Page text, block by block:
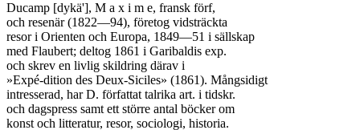
Ducamp [dykä'], M a x i m e, fransk förf,
och resenär (1822—94), företog vidsträckta
resor i Orienten och Europa, 1849—51 i sällskap
med Flaubert; deltog 1861 i Garibaldis exp.
och skrev en livlig skildring därav i
»Expé-dition des Deux-Siciles» (1861). Mångsidigt
intresserad, har D. författat talrika art. i tidskr.
och dagspress samt ett större antal böcker om
konst och litteratur, resor, sociologi, historia.